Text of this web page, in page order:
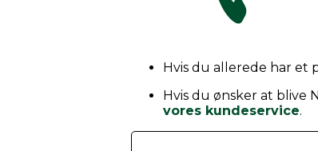
Hvis du allerede har et
Hvis du ønsker at blive
vores kundeservice.